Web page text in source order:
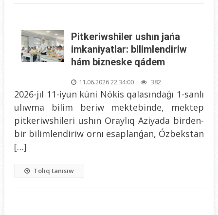
Pitkeriwshiler ushın jańa
imkaniyatlar: bilimlendiriw
hám bizneske qádem
11.06.2026 22:34:00 382
2026-jıl 11-iyun kúni Nókis qalasındaǵı 1-sanlı
ulıwma bilim beriw mektebinde, mektep
pitkeriwshileri ushın Oraylıq Aziyada birden-
bir bilimlendiriw ornı esaplanǵan, Ózbekstan
[…]
Tolıq tanısıw